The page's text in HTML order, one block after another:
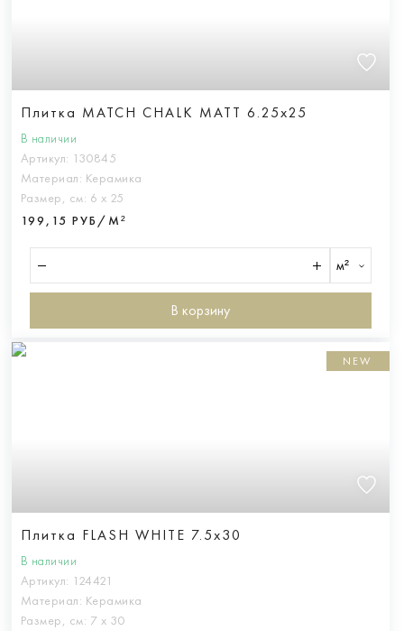
Плитка MATCH CHALK MATT 6.25x25
В наличии
Артикул: 130845
Материал: Керамика
Размер, см: 6 х 25
199,15 РУБ/М²
м²
В корзину
NEW
Плитка FLASH WHITE 7.5x30
В наличии
Артикул: 124421
Материал: Керамика
Размер, см: 7 х 30